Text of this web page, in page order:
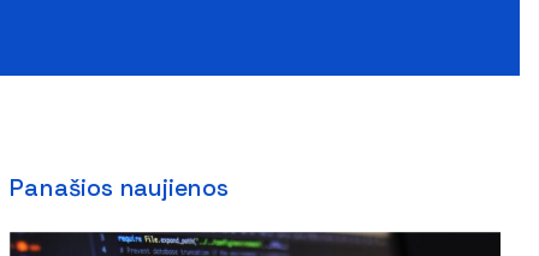
Panašios naujienos